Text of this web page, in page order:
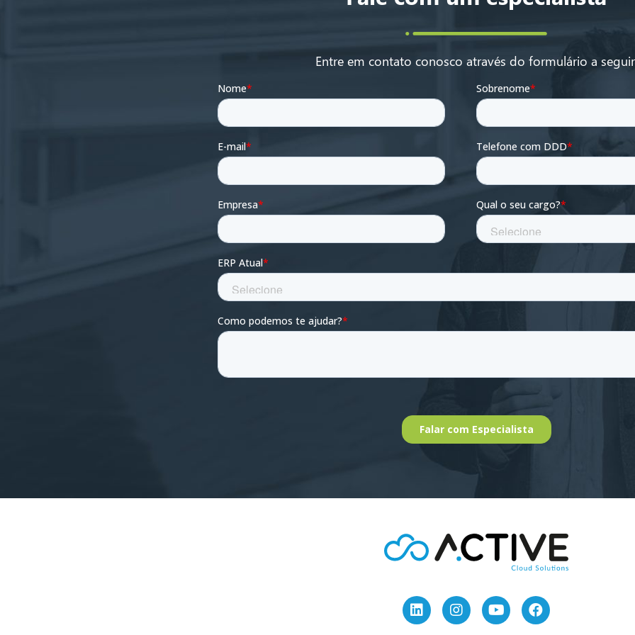
Entre em contato conosco através do formulário a